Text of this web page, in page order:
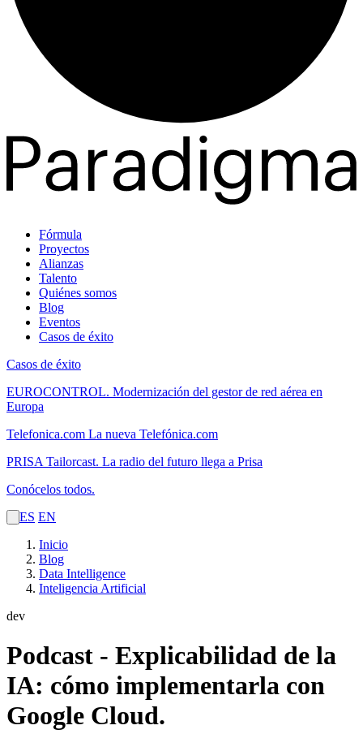
Fórmula
Proyectos
Alianzas
Talento
Quiénes somos
Blog
Eventos
Casos de éxito
Casos de éxito
EUROCONTROL. Modernización del gestor de red aérea en
Europa
Telefonica.com La nueva Telefónica.com
PRISA Tailorcast. La radio del futuro llega a Prisa
Conócelos todos.
ES EN
Inicio
Blog
Data Intelligence
Inteligencia Artificial
dev
Podcast - Explicabilidad de la
IA: cómo implementarla con
Google Cloud.